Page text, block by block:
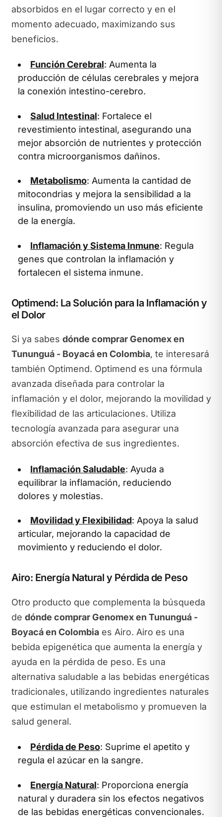
absorbidos en el lugar correcto y en el
momento adecuado, maximizando sus
beneficios.
Función Cerebral: Aumenta la
producción de células cerebrales y mejora
la conexión intestino-cerebro.
Salud Intestinal: Fortalece el
revestimiento intestinal, asegurando una
mejor absorción de nutrientes y protección
contra microorganismos dañinos.
Metabolismo: Aumenta la cantidad de
mitocondrias y mejora la sensibilidad a la
insulina, promoviendo un uso más eficiente
de la energía.
Inflamación y Sistema Inmune: Regula
genes que controlan la inflamación y
fortalecen el sistema inmune.
Optimend: La Solución para la Inflamación y
el Dolor
Si ya sabes dónde comprar Genomex en
Tununguá - Boyacá en Colombia, te interesará
también Optimend. Optimend es una fórmula
avanzada diseñada para controlar la
inflamación y el dolor, mejorando la movilidad y
flexibilidad de las articulaciones. Utiliza
tecnología avanzada para asegurar una
absorción efectiva de sus ingredientes.
Inflamación Saludable: Ayuda a
equilibrar la inflamación, reduciendo
dolores y molestias.
Movilidad y Flexibilidad: Apoya la salud
articular, mejorando la capacidad de
movimiento y reduciendo el dolor.
Airo: Energía Natural y Pérdida de Peso
Otro producto que complementa la búsqueda
de dónde comprar Genomex en Tununguá -
Boyacá en Colombiaes Airo. Airo es una
bebida epigenética que aumenta la energía y
ayuda en la pérdida de peso. Es una
alternativa saludable a las bebidas energéticas
tradicionales, utilizando ingredientes naturales
que estimulan el metabolismo y promueven la
salud general.
Pérdida de Peso: Suprime el apetito y
regula el azúcar en la sangre.
Energía Natural: Proporciona energía
natural y duradera sin los efectos negativos
de las bebidas energéticas convencionales.